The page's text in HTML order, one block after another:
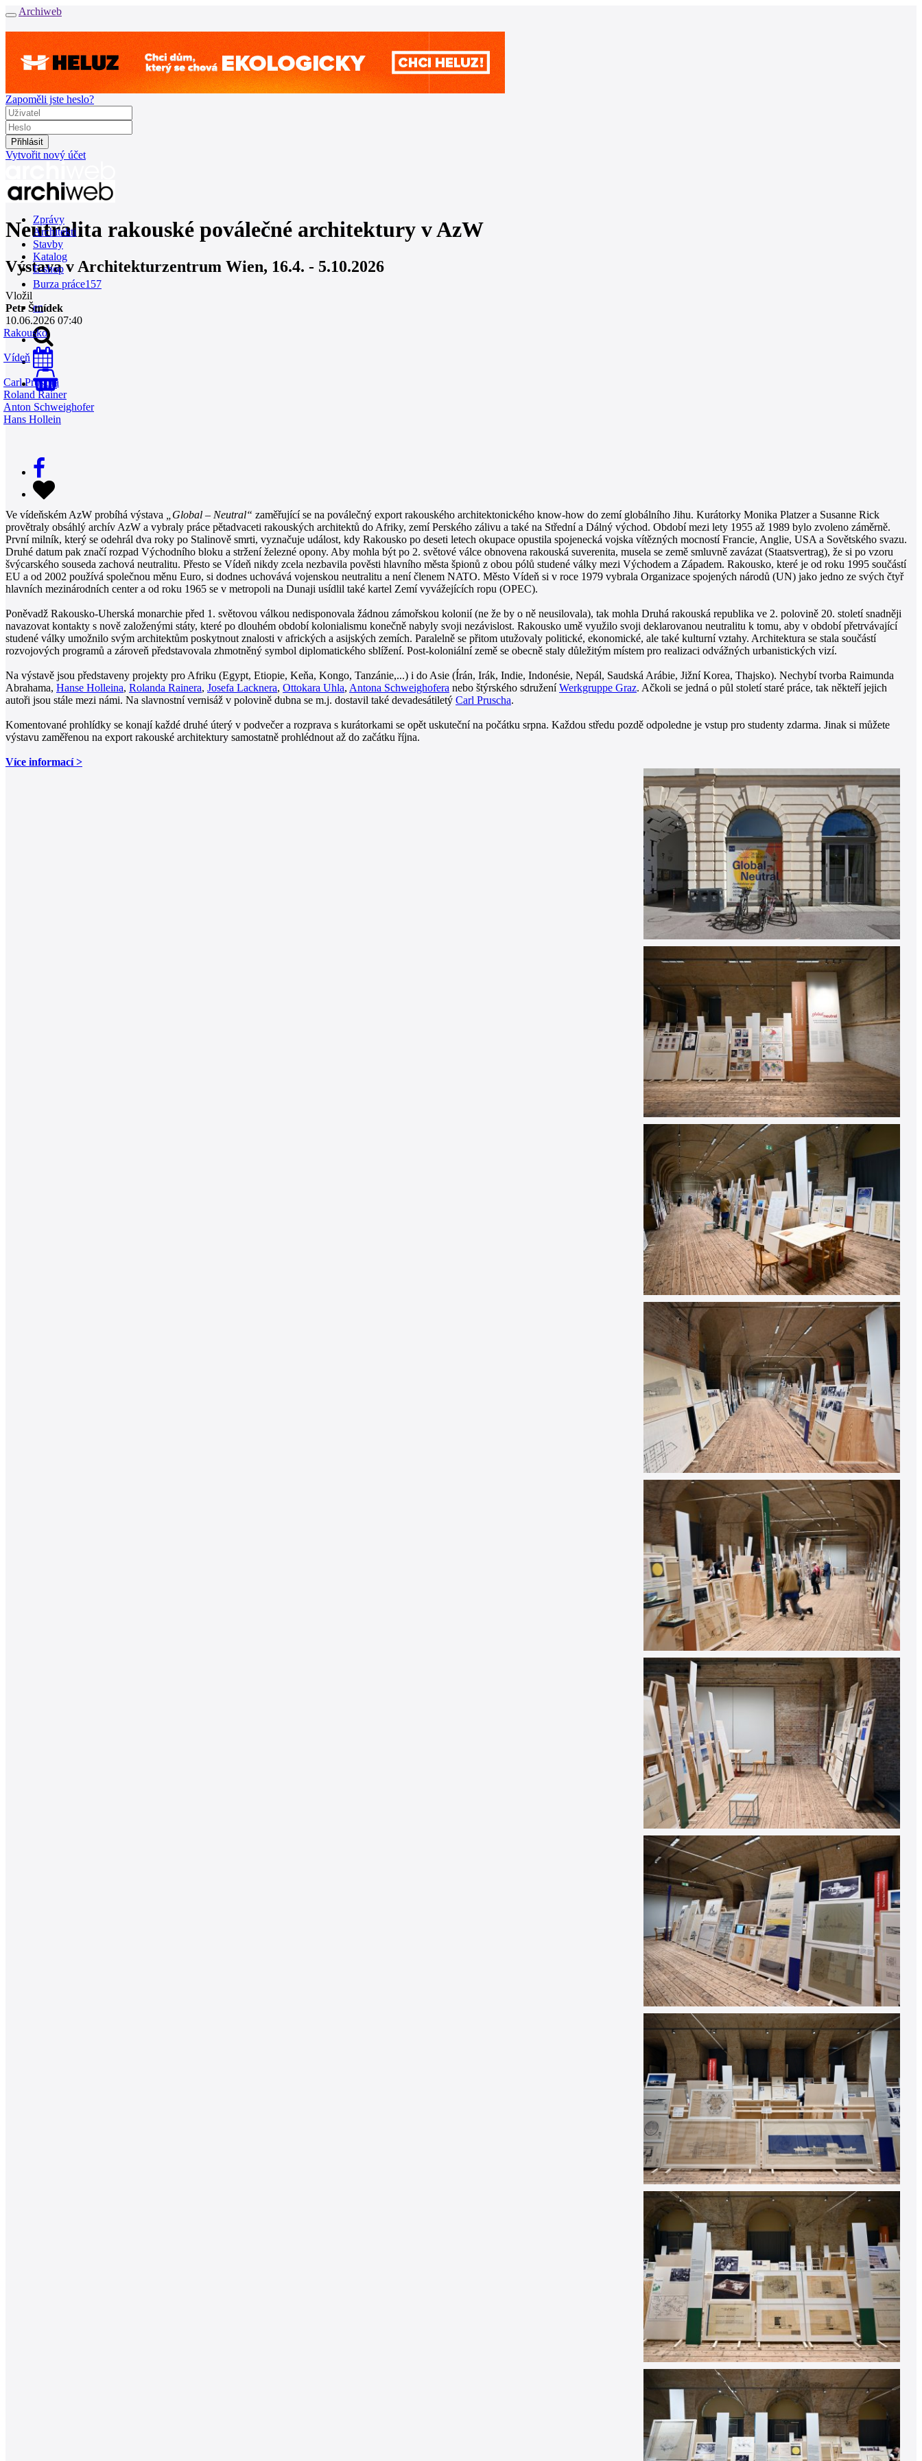
Archiweb
Zapoměli jste heslo?
Vytvořit nový účet
Zprávy
Architekti
Stavby
Katalog
E-shop
Burza práce157
en
0
Neutralita rakouské poválečné architektury v AzW
Výstava v Architekturzentrum Wien, 16.4. - 5.10.2026
Vložil
Petr Šmídek
10.06.2026 07:40
Rakousko
Vídeň
Carl Pruscha
Roland Rainer
Anton Schweighofer
Hans Hollein
Ve vídeňském AzW probíhá výstava „Global – Neutral“ zaměřující se na poválečný export rakouského architektonického know-how do zemí globálního Jihu. Kurátorky Monika Platzer a Susanne Rick
provětraly obsáhlý archív AzW a vybraly práce pětadvaceti rakouských architektů do Afriky, zemí Perského zálivu a také na Střední a Dálný východ. Období mezi lety 1955 až 1989 bylo zvoleno záměrně.
První milník, který se odehrál dva roky po Stalinově smrti, vyznačuje událost, kdy Rakousko po deseti letech okupace opustila spojenecká vojska vítězných mocností Francie, Anglie, USA a Sovětského svazu.
Druhé datum pak značí rozpad Východního bloku a stržení železné opony. Aby mohla být po 2. světové válce obnovena rakouská suverenita, musela se země smluvně zavázat (Staatsvertrag), že si po vzoru
švýcarského souseda zachová neutralitu. Přesto se Vídeň nikdy zcela nezbavila pověsti hlavního města špionů z obou pólů studené války mezi Východem a Západem. Rakousko, které je od roku 1995 součástí
EU a od 2002 používá společnou měnu Euro, si dodnes uchovává vojenskou neutralitu a není členem NATO. Město Vídeň si v roce 1979 vybrala Organizace spojených národů (UN) jako jedno ze svých čtyř
hlavních mezinárodních center a od roku 1965 se v metropoli na Dunaji usídlil také kartel Zemí vyvážejících ropu (OPEC).
Poněvadž Rakousko-Uherská monarchie před 1. světovou válkou nedisponovala žádnou zámořskou kolonií (ne že by o ně neusilovala), tak mohla Druhá rakouská republika ve 2. polovině 20. století snadněji
navazovat kontakty s nově založenými státy, které po dlouhém období kolonialismu konečně nabyly svoji nezávislost. Rakousko umě využilo svoji deklarovanou neutralitu k tomu, aby v období přetrvávající
studené války umožnilo svým architektům poskytnout znalosti v afrických a asijských zemích. Paralelně se přitom utužovaly politické, ekonomické, ale také kulturní vztahy. Architektura se stala součástí
rozvojových programů a zároveň představovala zhmotněný symbol diplomatického sblížení. Post-koloniální země se obecně staly důležitým místem pro realizaci odvážných urbanistických vizí.
Na výstavě jsou představeny projekty pro Afriku (Egypt, Etiopie, Keňa, Kongo, Tanzánie,...) i do Asie (Írán, Irák, Indie, Indonésie, Nepál, Saudská Arábie, Jižní Korea, Thajsko). Nechybí tvorba Raimunda
Abrahama, Hanse Holleina, Rolanda Rainera, Josefa Lacknera, Ottokara Uhla, Antona Schweighofera nebo štýrského sdruženíWerkgruppe Graz. Ačkoli se jedná o půl století staré práce, tak někteří jejich
autoři jsou stále mezi námi. Na slavnostní vernisáž v polovině dubna se m.j. dostavil také devadesátiletý Carl Pruscha.
Komentované prohlídky se konají každé druhé úterý v podvečer a rozprava s kurátorkami se opět uskuteční na počátku srpna. Každou středu pozdě odpoledne je vstup pro studenty zdarma. Jinak si můžete
výstavu zaměřenou na export rakouské architektury samostatně prohlédnout až do začátku října.
Více informací >